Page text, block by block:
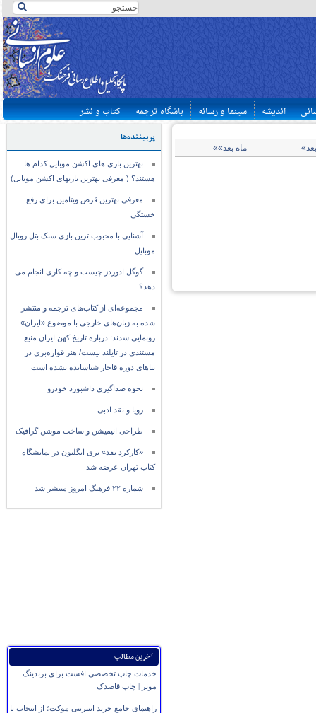
اندیشه سینما و رسانه باشگاه ترجمه کتاب و نشر
پربیننده‌ها
بهترین بازی های اکشن موبایل کدام ها
هستند؟ ( معرفی بهترین بازیهای اکشن موبایل)
معرفی بهترین قرص ویتامین برای رفع
خستگی
آشنایی با محبوب ترین بازی سبک بتل رویال
موبایل
گوگل ادوردز چیست و چه کاری انجام می
دهد؟
مجموعه‌ای از کتاب‌های ترجمه و منتشر
شده به زبان‌های خارجی با موضوع «ایران»
رونمایی شدند: درباره تاریخ کهن ایران منبع
مستندی در تایلند نیست/ هنر قواره‌بری در
بناهای دوره قاجار شناسانده نشده است
نحوه صداگیری داشبورد خودرو
رویا و نقد ادبی
طراحی انیمیشن و ساخت موشن گرافیک
«کارکرد نقد» تری ایگلتون در نمایشگاه
کتاب تهران عرضه شد
شماره ۲۲ فرهنگ امروز منتشر شد
آخرین مطالب
خدمات چاپ تخصصی افست برای برندینگ
موثر | چاپ قاصدک
راهنمای جامع خرید اینترنتی موکت؛ از انتخاب تا
ماه بعد»»